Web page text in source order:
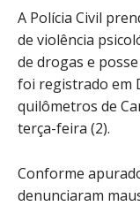
A Polícia Civil
de violência
de drogas e
foi registrado em
quilômetros de
terça-feira (2).
Conforme
denunciaram